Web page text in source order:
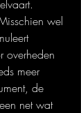
wel
overheden
meer
de
net wat